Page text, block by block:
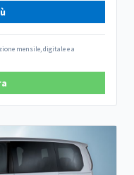
mensile, digitale e a